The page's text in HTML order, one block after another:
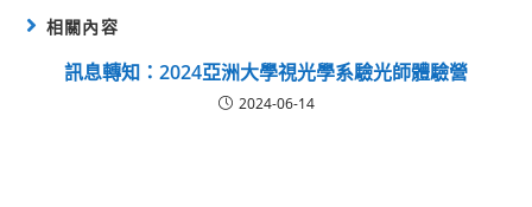
相關內容
訊息轉知：2024亞洲大學視光學系驗光師體驗營
2024-06-14